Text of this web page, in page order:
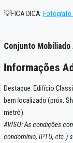
💡FICA DICA: Fotógrafo
Conjunto Mobiliado
Informações
Destaque: Edifício
bem localizado (próx.
metrô).
AVISO: As condições
condomínio, IPTU, etc.)